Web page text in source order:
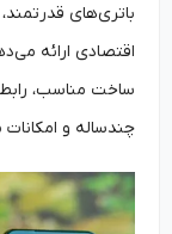
باتری‌های قدرتمند،
اقتصادی ارائه می‌دهد.
چندساله و امکانات